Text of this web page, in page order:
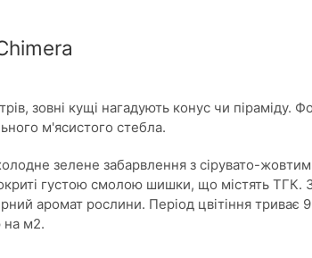
зовні кущі нагадують конус чи піраміду.
м'ясистого стебла.
зелене забарвлення з сірувато-жовтим
густою смолою шишки, що містять ТГК.
аромат рослини. Період цвітіння триває 9
на м2.